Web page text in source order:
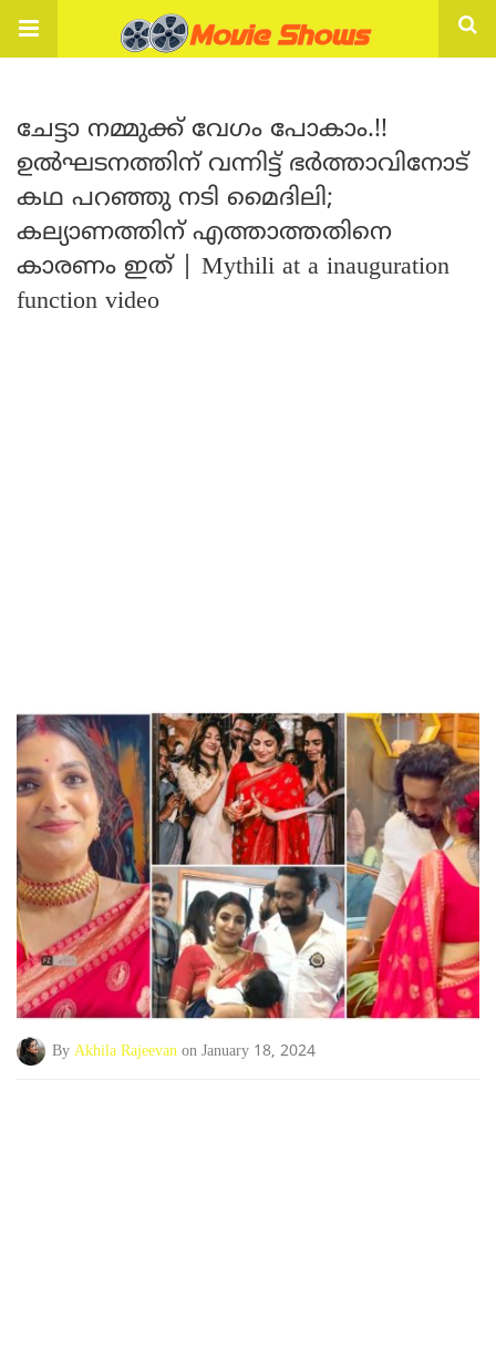
ചേട്ടാ നമ്മുക്ക് വേഗം പോകാം.!!
ഉൽഘടനത്തിന് വന്നിട്ട് ഭർത്താവിനോട്
കഥ പറഞ്ഞു നടി മൈദിലി;
കല്യാണത്തിന് എത്താത്തതിനെ
കാരണം ഇത് | Mythili at a inauguration
function video
By Akhila Rajeevan on January 18, 2024